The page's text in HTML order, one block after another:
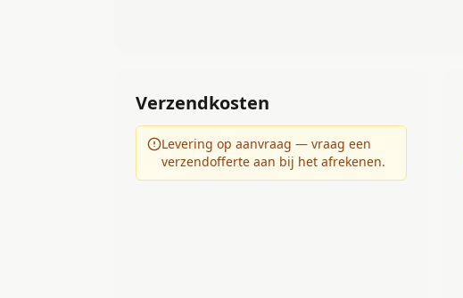
Verzendkosten
Levering op aanvraag — vraag een
verzendofferte aan bij het afrekenen.